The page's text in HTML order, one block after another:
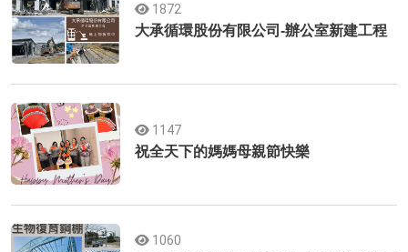
1872
大承循環股份有限公司-辦公室新建工程
1147
祝全天下的媽媽母親節快樂
1060